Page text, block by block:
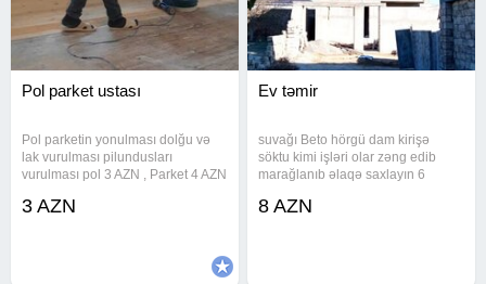
Pol parket ustası
Pol parketin yonulması dolğu və
lak vurulması pilundusları
vurulması pol 3 AZN , Parket 4 AZN
3 AZN
Ev təmir
suvağı Beto hörgü dam kirişə
söktu kimi işləri olar zəng edib
marağlanıb əlaqə saxlayın 6
8 AZN